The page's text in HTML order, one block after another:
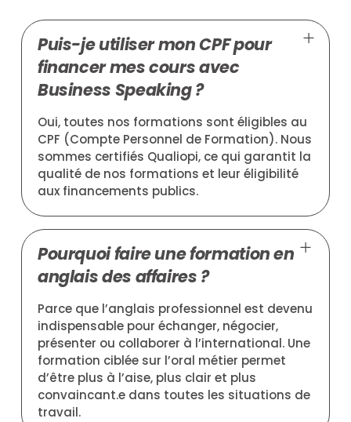
Puis-je utiliser mon CPF pour
financer mes cours avec
Business Speaking ?
Oui, toutes nos formations sont éligibles au
CPF (Compte Personnel de Formation). Nous
sommes certifiés Qualiopi, ce qui garantit la
qualité de nos formations et leur éligibilité
aux financements publics.
Pourquoi faire une formation en
anglais des affaires ?
Parce que l’anglais professionnel est devenu
indispensable pour échanger, négocier,
présenter ou collaborer à l’international. Une
formation ciblée sur l’oral métier permet
d’être plus à l’aise, plus clair et plus
convaincant.e dans toutes les situations de
travail.